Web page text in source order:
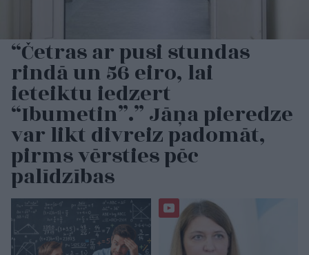
“Četras ar pusi stundas
rindā un 56 eiro, lai
ieteiktu iedzert
“Ibumetin”.” Jāņa pieredze
var likt divreiz padomāt,
pirms vērsties pēc
palīdzības